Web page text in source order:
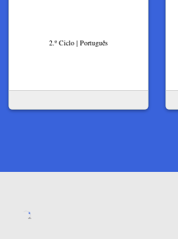
2.º Ciclo | Português